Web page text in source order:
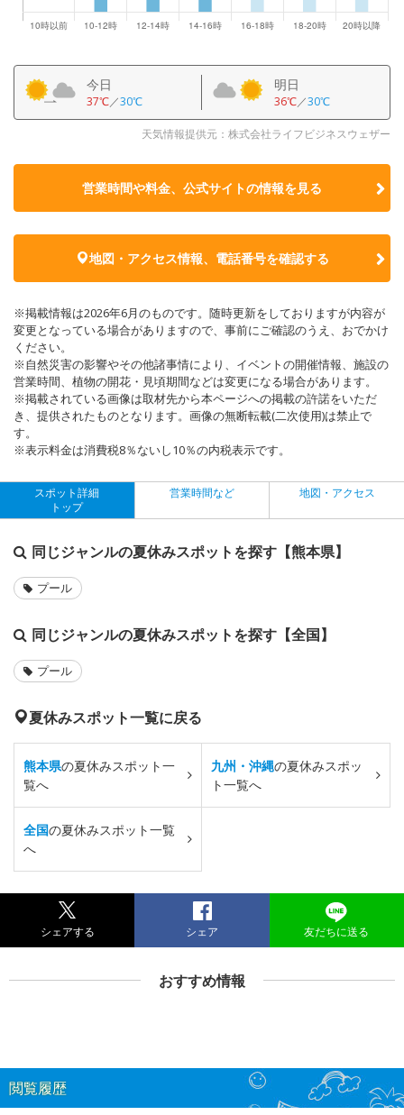
今日
37℃／30℃
明日
36℃／30℃
天気情報提供元：株式会社ライフビジネスウェザー
営業時間や料金、公式サイトの情報を見る
地図・アクセス情報、電話番号を確認する
※掲載情報は2026年6月のものです。随時更新をしておりますが内容が
変更となっている場合がありますので、事前にご確認のうえ、おでかけ
ください。
※自然災害の影響やその他諸事情により、イベントの開催情報、施設の
営業時間、植物の開花・見頃期間などは変更になる場合があります。
※掲載されている画像は取材先から本ページへの掲載の許諾をいただ
き、提供されたものとなります。画像の無断転載(二次使用)は禁止で
す。
※表示料金は消費税8％ないし10％の内税表示です。
スポット詳細
トップ
営業時間など 地図・アクセス
同じジャンルの夏休みスポットを探す【熊本県】
プール
同じジャンルの夏休みスポットを探す【全国】
プール
夏休みスポット一覧に戻る
熊本県の夏休みスポット一
覧へ
九州・沖縄の夏休みスポッ
ト一覧へ
全国の夏休みスポット一覧
へ
シェアする シェア 友だちに送る
おすすめ情報
閲覧履歴